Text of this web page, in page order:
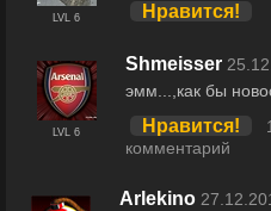
LVL 6 Нравится!
LVL 6
Shmeisser
эмм...,как бы
Нравится!
комментарий
Arlekino